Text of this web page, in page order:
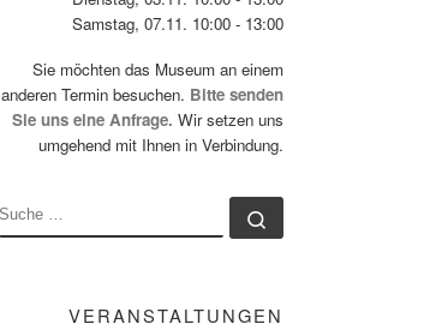
Samstag, 07.11. 10:00 - 13:00
Sie möchten das Museum an einem
anderen Termin besuchen. Bitte senden
Sie uns eine Anfrage. Wir setzen uns
umgehend mit Ihnen in Verbindung.
SUCHE
VERANSTALTUNGEN